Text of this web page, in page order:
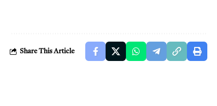
Share This Article